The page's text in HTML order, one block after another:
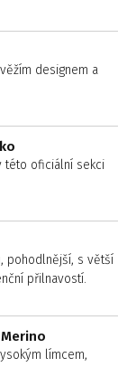
designem a
této oficiální sekci
pohodlnější, s větší
přilnavostí.
límcem,